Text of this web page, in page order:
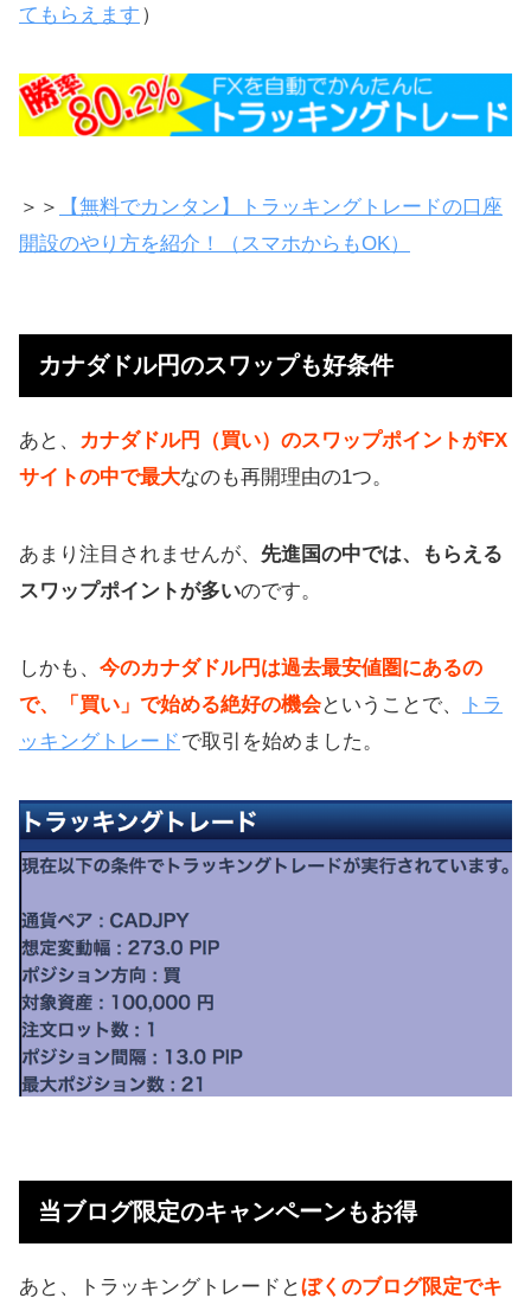
てもらえます ）
＞＞
【無料でカンタン】トラッキングトレードの口座
開設のやり方を紹介！（スマホからもOK）
カナダドル円のスワップも好条件
あと、
カナダドル円（買い）のスワップポイントがFX
サイトの中で最大なのも再開理由の1つ。
あまり注目されませんが、 先進国の中では、もらえる
スワップポイントが多いのです。
しかも、 今のカナダドル円は過去最安値圏にあるの
で、「買い」で始める絶好の機会ということで、
トラ
ッキングトレード で取引を始めました。
当ブログ限定のキャンペーンもお得
あと、トラッキングトレードとぼくのブログ限定でキ